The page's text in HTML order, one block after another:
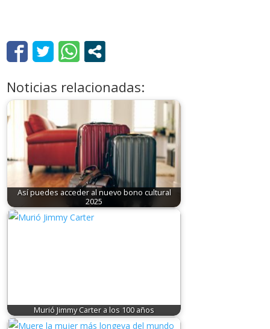
Noticias relacionadas:
Así puedes acceder al nuevo bono cultural
2025
Murió Jimmy Carter a los 100 años